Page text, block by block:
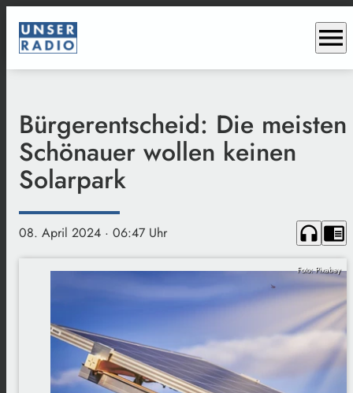
menu
Bürgerentscheid: Die meisten
Schönauer wollen keinen
Solarpark
08. April 2024 · 06:47 Uhr headphones chrome_reader_mode
Foto: Pixabay